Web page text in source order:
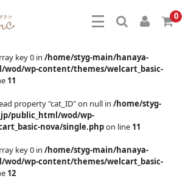
0
key 0 in /home/styg-main/hanaya-
wod/wp-content/themes/welcart_basic-
11
property "cat_ID" on null in /home/styg-
public_html/wod/wp-
nova/single.phpon line 11
key 0 in /home/styg-main/hanaya-
wod/wp-content/themes/welcart_basic-
12